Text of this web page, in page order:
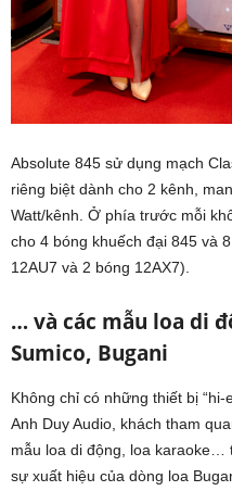
Absolute 845 sử dụng mạch
riêng biệt dành cho 2 kênh,
Watt/kênh. Ở phía trước mỗi
cho 4 bóng khuếch đại 845 và
12AU7 và 2 bóng 12AX7).
… và các mẫu loa di
Sumico, Bugani
Không chỉ có những thiết bị
Anh Duy Audio, khách tham
mẫu loa di động, loa karaoke…
sự xuất hiệu của dòng loa